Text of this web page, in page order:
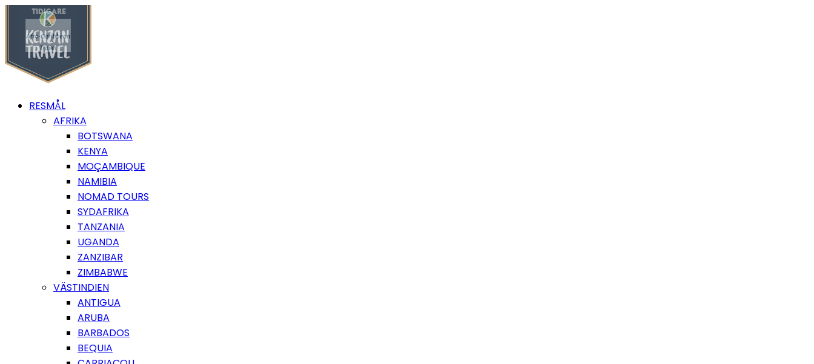
RESMÅL
AFRIKA
BOTSWANA
KENYA
MOÇAMBIQUE
NAMIBIA
NOMAD TOURS
SYDAFRIKA
TANZANIA
UGANDA
ZANZIBAR
ZIMBABWE
VÄSTINDIEN
ANTIGUA
ARUBA
BARBADOS
BEQUIA